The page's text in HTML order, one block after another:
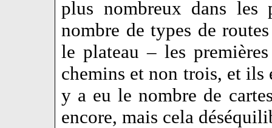
plus nombreux dans
nombre de types de
le plateau – les
chemins et non trois, et
y a eu le nombre de
encore, mais cela